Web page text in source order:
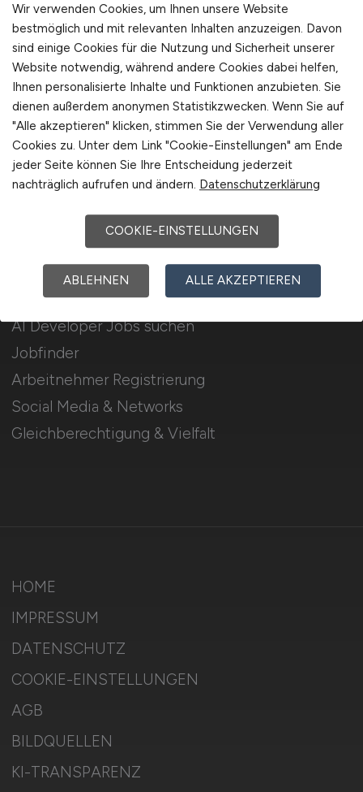
Für Arbeitnehmer
AI Developer Jobs suchen
Jobfinder
Arbeitnehmer Registrierung
Social Media & Networks
Gleichberechtigung & Vielfalt
Für Arbeitgeber
Stellenanzeigen schalten
Mediadaten & Konditionen
Arbeitgeber Seite
Arbeitgeber Kontakt
HOME
IMPRESSUM
DATENSCHUTZ
COOKIE-EINSTELLUNGEN
AGB
BILDQUELLEN
KI-TRANSPARENZ
Wir verwenden Cookies, um Ihnen unsere Website
bestmöglich und mit relevanten Inhalten anzuzeigen. Davon
sind einige Cookies für die Nutzung und Sicherheit unserer
Website notwendig, während andere Cookies dabei helfen,
Ihnen personalisierte Inhalte und Funktionen anzubieten. Sie
dienen außerdem anonymen Statistikzwecken. Wenn Sie auf
"Alle akzeptieren" klicken, stimmen Sie der Verwendung aller
Cookies zu. Unter dem Link "Cookie-Einstellungen" am Ende
jeder Seite können Sie Ihre Entscheidung jederzeit
nachträglich aufrufen und ändern. Datenschutzerklärung
COOKIE-EINSTELLUNGEN
ABLEHNEN ALLE AKZEPTIEREN